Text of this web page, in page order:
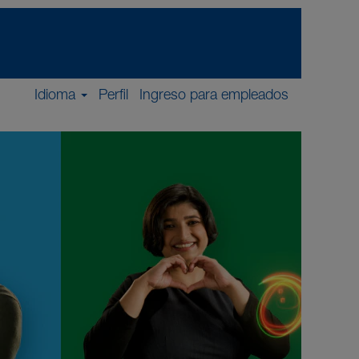
Idioma Perfil Ingreso para empleados